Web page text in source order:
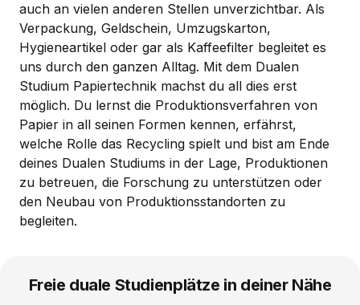
auch an vielen anderen Stellen unverzichtbar. Als
Verpackung, Geldschein, Umzugskarton,
Hygieneartikel oder gar als Kaffeefilter begleitet es
uns durch den ganzen Alltag. Mit dem Dualen
Studium Papiertechnik machst du all dies erst
möglich. Du lernst die Produktionsverfahren von
Papier in all seinen Formen kennen, erfährst,
welche Rolle das Recycling spielt und bist am Ende
deines Dualen Studiums in der Lage, Produktionen
zu betreuen, die Forschung zu unterstützen oder
den Neubau von Produktionsstandorten zu
begleiten.
Freie duale Studienplätze in deiner Nähe